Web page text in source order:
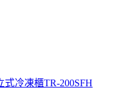
式冷凍櫃TR-200SFH